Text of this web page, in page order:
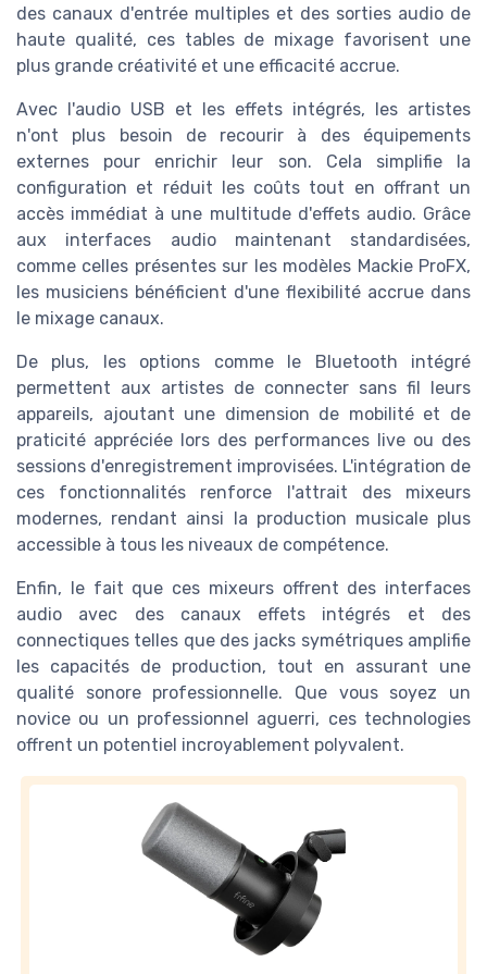
des canaux d'entrée multiples et des sorties audio de
haute qualité, ces tables de mixage favorisent une
plus grande créativité et une efficacité accrue.
Avec l'audio USB et les effets intégrés, les artistes
n'ont plus besoin de recourir à des équipements
externes pour enrichir leur son. Cela simplifie la
configuration et réduit les coûts tout en offrant un
accès immédiat à une multitude d'effets audio. Grâce
aux interfaces audio maintenant standardisées,
comme celles présentes sur les modèles Mackie ProFX,
les musiciens bénéficient d'une flexibilité accrue dans
le mixage canaux.
De plus, les options comme le Bluetooth intégré
permettent aux artistes de connecter sans fil leurs
appareils, ajoutant une dimension de mobilité et de
praticité appréciée lors des performances live ou des
sessions d'enregistrement improvisées. L'intégration de
ces fonctionnalités renforce l'attrait des mixeurs
modernes, rendant ainsi la production musicale plus
accessible à tous les niveaux de compétence.
Enfin, le fait que ces mixeurs offrent des interfaces
audio avec des canaux effets intégrés et des
connectiques telles que des jacks symétriques amplifie
les capacités de production, tout en assurant une
qualité sonore professionnelle. Que vous soyez un
novice ou un professionnel aguerri, ces technologies
offrent un potentiel incroyablement polyvalent.